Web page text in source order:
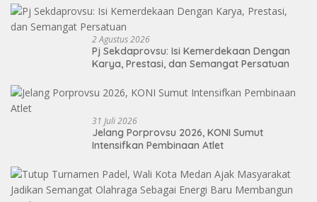
2 Agustus 2026
Pj Sekdaprovsu: Isi Kemerdekaan Dengan
Karya, Prestasi, dan Semangat Persatuan
31 Juli 2026
Jelang Porprovsu 2026, KONI Sumut
Intensifkan Pembinaan Atlet